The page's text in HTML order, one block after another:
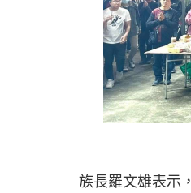
族長羅文雄表示